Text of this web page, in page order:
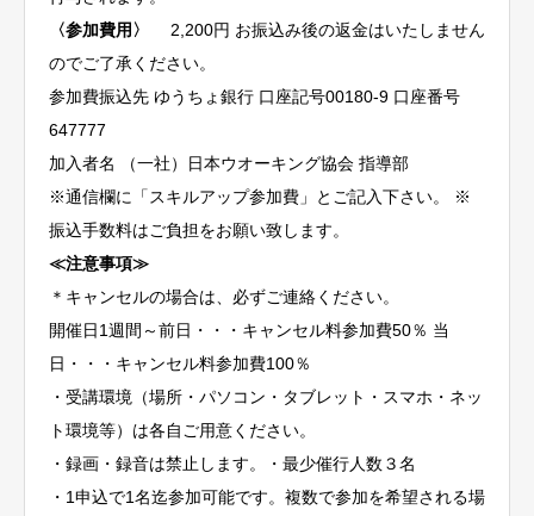
〈参加費用〉
2,200円 お振込み後の返金はいたしません
のでご了承ください。
参加費振込先 ゆうちょ銀行 口座記号00180-9 口座番号
647777
加入者名 （一社）日本ウオーキング協会 指導部
※通信欄に「スキルアップ参加費」とご記入下さい。 ※
振込手数料はご負担をお願い致します。
≪注意事項≫
＊キャンセルの場合は、必ずご連絡ください。
開催日1週間～前日・・・キャンセル料参加費50％ 当
日・・・キャンセル料参加費100％
・受講環境（場所・パソコン・タブレット・スマホ・ネッ
ト環境等）は各自ご用意ください。
・録画・録音は禁止します。・最少催行人数３名
・1申込で1名迄参加可能です。複数で参加を希望される場